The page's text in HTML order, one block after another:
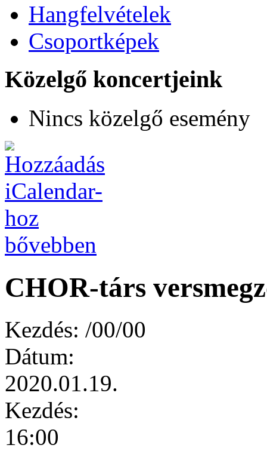
Hangfelvételek
Csoportképek
Közelgő koncertjeink
Nincs közelgő esemény
bővebben
CHOR-társ
Kezdés: /00/00
Dátum:
2020.01.19.
Kezdés:
16:00